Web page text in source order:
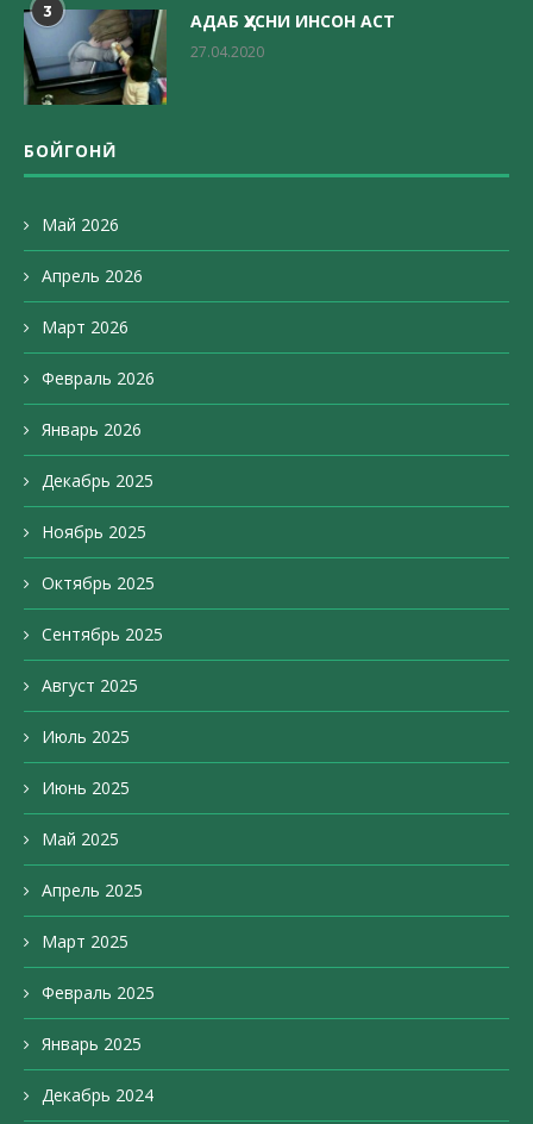
3 АДАБ ҲУСНИ ИНСОН АСТ
27.04.2020
БОЙГОНӢ
Май 2026
Апрель 2026
Март 2026
Февраль 2026
Январь 2026
Декабрь 2025
Ноябрь 2025
Октябрь 2025
Сентябрь 2025
Август 2025
Июль 2025
Июнь 2025
Май 2025
Апрель 2025
Март 2025
Февраль 2025
Январь 2025
Декабрь 2024